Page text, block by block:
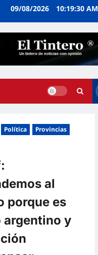
09/08/2026 10:19:31 AM
Política
Provincias
al
porque es
argentino y